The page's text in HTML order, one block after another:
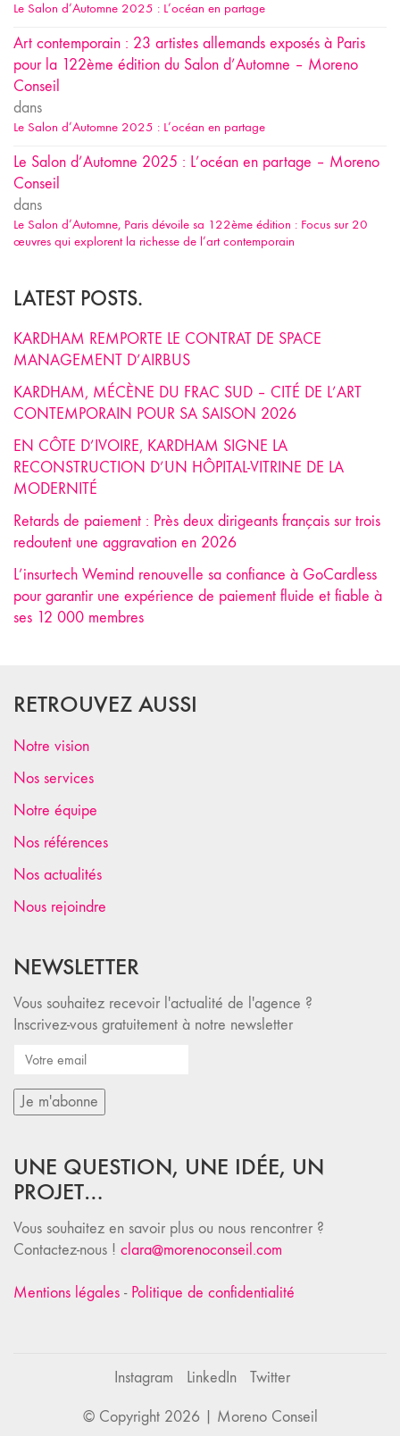
Le Salon d’Automne 2025 : L’océan en partage
Art contemporain : 23 artistes allemands exposés à Paris
pour la 122ème édition du Salon d’Automne – Moreno
Conseil
dans
Le Salon d’Automne 2025 : L’océan en partage
Le Salon d’Automne 2025 : L’océan en partage – Moreno
Conseil
dans
Le Salon d’Automne, Paris dévoile sa 122ème édition : Focus sur 20
œuvres qui explorent la richesse de l’art contemporain
LATEST POSTS.
KARDHAM REMPORTE LE CONTRAT DE SPACE
MANAGEMENT D’AIRBUS
KARDHAM, MÉCÈNE DU FRAC SUD – CITÉ DE L’ART
CONTEMPORAIN POUR SA SAISON 2026
EN CÔTE D’IVOIRE, KARDHAM SIGNE LA
RECONSTRUCTION D’UN HÔPITAL-VITRINE DE LA
MODERNITÉ
Retards de paiement : Près deux dirigeants français sur trois
redoutent une aggravation en 2026
L’insurtech Wemind renouvelle sa confiance à GoCardless
pour garantir une expérience de paiement fluide et fiable à
ses 12 000 membres
RETROUVEZ AUSSI
Notre vision
Nos services
Notre équipe
Nos références
Nos actualités
Nous rejoindre
NEWSLETTER
Vous souhaitez recevoir l'actualité de l'agence ?
Inscrivez-vous gratuitement à notre newsletter
UNE QUESTION, UNE IDÉE, UN
PROJET…
Vous souhaitez en savoir plus ou nous rencontrer ?
Contactez-nous ! clara@morenoconseil.com
Mentions légales - Politique de confidentialité
Instagram LinkedIn Twitter
© Copyright 2026 | Moreno Conseil